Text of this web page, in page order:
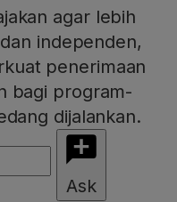
agar lebih
independen,
penerimaan
bagi program-
dijalankan.
Ask